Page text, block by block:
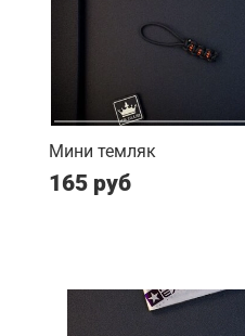
Мини темляк
165 руб